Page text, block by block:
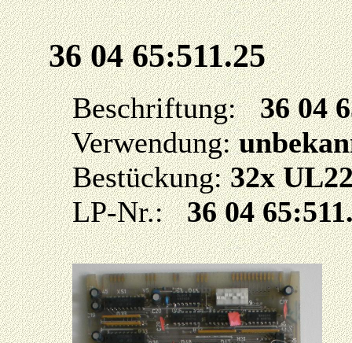
36 04 65:511.25
Beschriftung:36 04
Verwendung:
Bestückung:32x
LP-Nr.:36 04